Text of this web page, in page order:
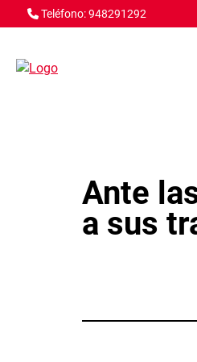
Pasar al contenido principal
Teléfono: 948291292
Ante
a sus